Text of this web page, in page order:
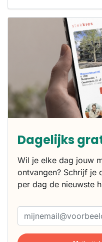
Dagelijks
Wil je elke dag jouw
ontvangen? Schrijf je
per dag de nieuwste